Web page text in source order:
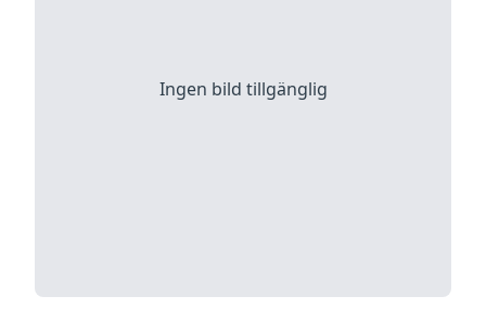
Ingen bild tillgänglig